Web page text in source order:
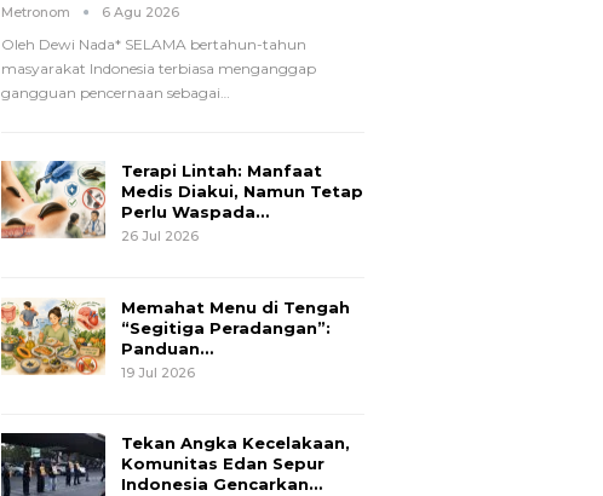
Metronom 6 Agu 2026
Oleh Dewi Nada* SELAMA bertahun-tahun
masyarakat Indonesia terbiasa menganggap
gangguan pencernaan sebagai…
Terapi Lintah: Manfaat
Medis Diakui, Namun Tetap
Perlu Waspada…
26 Jul 2026
Memahat Menu di Tengah
“Segitiga Peradangan”:
Panduan…
19 Jul 2026
Tekan Angka Kecelakaan,
Komunitas Edan Sepur
Indonesia Gencarkan…